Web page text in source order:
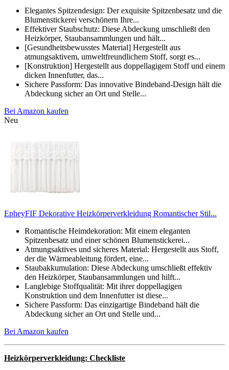
Elegantes Spitzendesign: Der exquisite Spitzenbesatz und die
Blumenstickerei verschönern Ihre...
Effektiver Staubschutz: Diese Abdeckung umschließt den
Heizkörper, Staubansammlungen und hält...
[Gesundheitsbewusstes Material] Hergestellt aus
atmungsaktivem, umweltfreundlichem Stoff, sorgt es...
[Konstruktion] Hergestellt aus doppellagigem Stoff und einem
dicken Innenfutter, das...
Sichere Passform: Das innovative Bindeband-Design hält die
Abdeckung sicher an Ort und Stelle...
Bei Amazon kaufen
Neu
EpheyFIF Dekorative Heizkörperverkleidung Romantischer Stil...
Romantische Heimdekoration: Mit einem eleganten
Spitzenbesatz und einer schönen Blumenstickerei...
Atmungsaktives und sicheres Material: Hergestellt aus Stoff,
der die Wärmeableitung fördert, eine...
Staubakkumulation: Diese Abdeckung umschließt effektiv
den Heizkörper, Staubansammlungen und hilft...
Langlebige Stoffqualität: Mit ihrer doppellagigen
Konstruktion und dem Innenfutter ist diese...
Sichere Passform: Das einzigartige Bindeband hält die
Abdeckung sicher an Ort und Stelle und...
Bei Amazon kaufen
Heizkörperverkleidung: Checkliste